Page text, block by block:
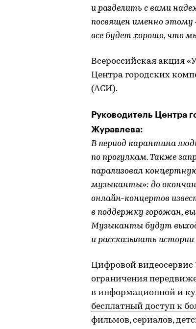
и разделить с вами
посвящен именно
все будет хорошо, что
Всероссийская акция
Центра городских
(АСИ).
Руководитель Центра
Журавлева:
В период карантина
по прогулкам. Также
парализовал
музыканты»: до
онлайн-концертов
в поддержку горожан,
Музыканты будут
и рассказывать истории
Цифровой видеосервис
ограничения
в информационной и
бесплатный доступ к
фильмов, сериалов,